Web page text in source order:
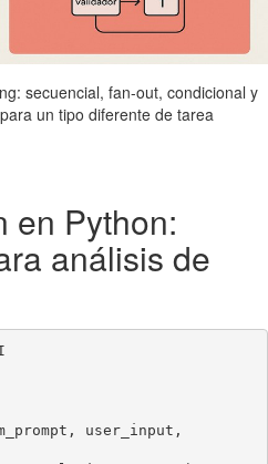
secuencial, fan-out, condicional y
un tipo diferente de tarea
en Python:
análisis de
user_input,